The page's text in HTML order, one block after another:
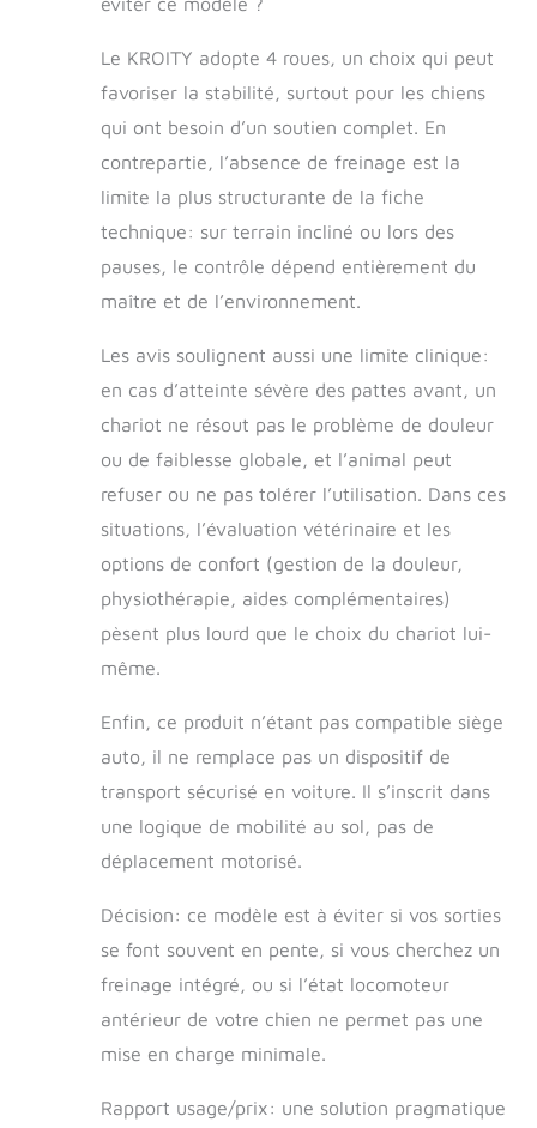
Le KROITY adopte 4 roues, un choix qui peut
favoriser la stabilité, surtout pour les chiens
qui ont besoin d’un soutien complet. En
contrepartie, l’absence de freinage est la
limite la plus structurante de la fiche
technique: sur terrain incliné ou lors des
pauses, le contrôle dépend entièrement du
maître et de l’environnement.
Les avis soulignent aussi une limite clinique:
en cas d’atteinte sévère des pattes avant, un
chariot ne résout pas le problème de douleur
ou de faiblesse globale, et l’animal peut
refuser ou ne pas tolérer l’utilisation. Dans ces
situations, l’évaluation vétérinaire et les
options de confort (gestion de la douleur,
physiothérapie, aides complémentaires)
pèsent plus lourd que le choix du chariot lui-
même.
Enfin, ce produit n’étant pas compatible siège
auto, il ne remplace pas un dispositif de
transport sécurisé en voiture. Il s’inscrit dans
une logique de mobilité au sol, pas de
déplacement motorisé.
Décision: ce modèle est à éviter si vos sorties
se font souvent en pente, si vous cherchez un
freinage intégré, ou si l’état locomoteur
antérieur de votre chien ne permet pas une
mise en charge minimale.
Rapport usage/prix: une solution pragmatique